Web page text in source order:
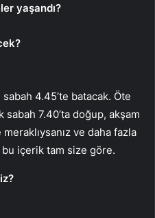
yaşandı?
4.45’te batacak. Öte
7.40’ta doğup, akşam
ve daha fazla
içerik tam size göre.